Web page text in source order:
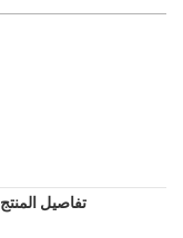
تفاصيل